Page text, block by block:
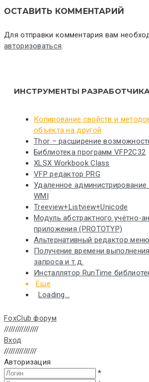
ОСТАВИТЬ КОММЕНТАРИЙ
Для отправки комментария вам
авторизоваться.
ИНСТРУМЕНТЫ
Копирование свойств и
объекта на другой
Thor – расширение
Библиотека программ VFP2C32
XLSX Workbook Class
VFP редактор PRG
Удаленное
WMI
Treeview+Listview+Unicode
Модуль абстрактного учётно-
приложения (PROTOTYP)
Альтернативный редактор меню
Получение времени
запроса и т.д.
Инсталлятор RunTime
Еще
Loading...
FoxClub форум
////////////////
Вход
///////////////
Авторизация
*